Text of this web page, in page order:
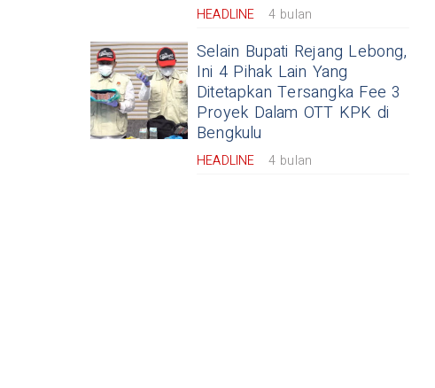
HEADLINE 4 bulan
Selain Bupati Rejang Lebong,
Ini 4 Pihak Lain Yang
Ditetapkan Tersangka Fee 3
Proyek Dalam OTT KPK di
Bengkulu
HEADLINE 4 bulan